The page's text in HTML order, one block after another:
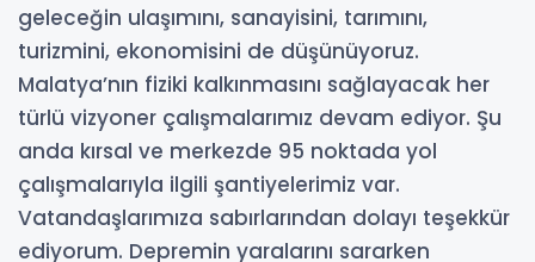
geleceğin ulaşımını, sanayisini, tarımını,
turizmini, ekonomisini de düşünüyoruz.
Malatya’nın fiziki kalkınmasını sağlayacak her
türlü vizyoner çalışmalarımız devam ediyor. Şu
anda kırsal ve merkezde 95 noktada yol
çalışmalarıyla ilgili şantiyelerimiz var.
Vatandaşlarımıza sabırlarından dolayı teşekkür
ediyorum. Depremin yaralarını sararken